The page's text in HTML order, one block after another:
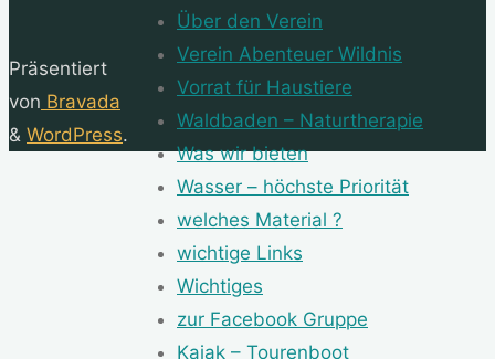
Über den Verein
Verein Abenteuer Wildnis
Vorrat für Haustiere
Waldbaden – Naturtherapie
Was wir bieten
Wasser – höchste Priorität
welches Material ?
wichtige Links
Wichtiges
zur Facebook Gruppe
Kajak – Tourenboot
Präsentiert
von Bravada
& WordPress.